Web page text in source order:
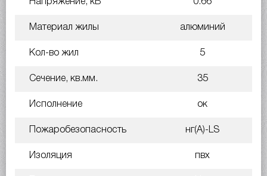
Материал жилы алюминий
Кол-во жил 5
Сечение, кв.мм. 35
Исполнение ок
Пожаробезопасность нг(A)-LS
Изоляция пвх